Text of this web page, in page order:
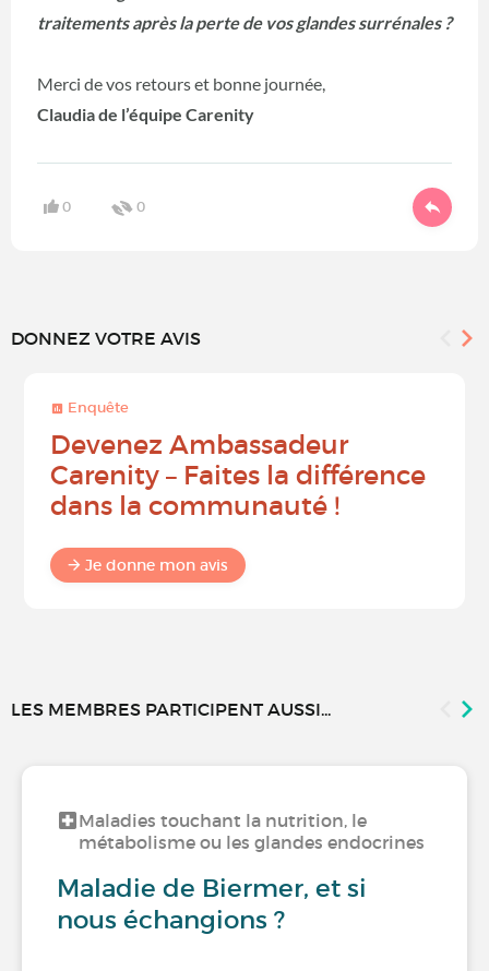
traitements après la perte de vos glandes surrénales ?
Merci de vos retours et bonne journée,
Claudia de l’équipe Carenity
0 0
DONNEZ VOTRE AVIS
Enquête
Devenez Ambassadeur
Carenity – Faites la différence
dans la communauté !
Je donne mon avis
LES MEMBRES PARTICIPENT AUSSI...
Maladies touchant la nutrition, le
métabolisme ou les glandes endocrines
Maladie de Biermer, et si
nous échangions ?